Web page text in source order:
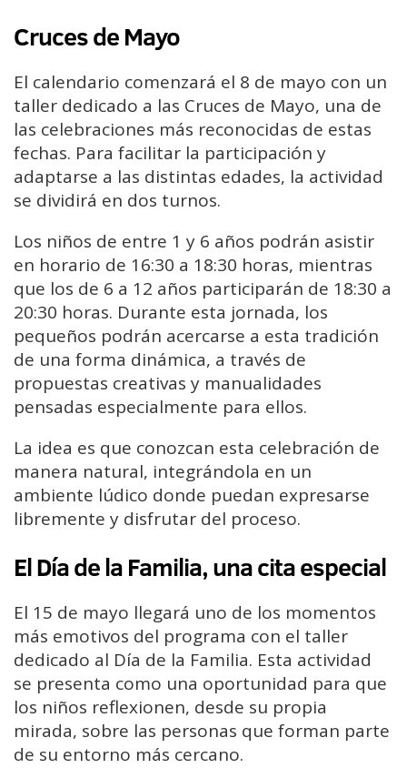
Cruces de Mayo
El calendario comenzará el 8 de mayo con un
taller dedicado a las Cruces de Mayo, una de
las celebraciones más reconocidas de estas
fechas. Para facilitar la participación y
adaptarse a las distintas edades, la actividad
se dividirá en dos turnos.
Los niños de entre 1 y 6 años podrán asistir
en horario de 16:30 a 18:30 horas, mientras
que los de 6 a 12 años participarán de 18:30 a
20:30 horas. Durante esta jornada, los
pequeños podrán acercarse a esta tradición
de una forma dinámica, a través de
propuestas creativas y manualidades
pensadas especialmente para ellos.
La idea es que conozcan esta celebración de
manera natural, integrándola en un
ambiente lúdico donde puedan expresarse
libremente y disfrutar del proceso.
El Día de la Familia, una cita especial
El 15 de mayo llegará uno de los momentos
más emotivos del programa con el taller
dedicado al Día de la Familia. Esta actividad
se presenta como una oportunidad para que
los niños reflexionen, desde su propia
mirada, sobre las personas que forman parte
de su entorno más cercano.